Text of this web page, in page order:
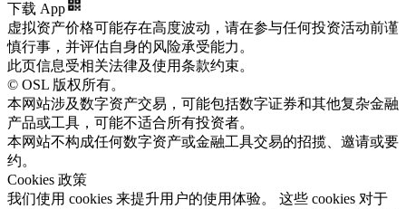
下载 App
虚拟资产价格可能存在高度波动，请在参与任何投资活动前谨
慎行事，并评估自身的风险承受能力。
此页信息受相关法律及使用条款约束。
© OSL 版权所有。
本网站涉及数字资产交易，可能包括数字证券和其他复杂金融
产品或工具，可能不适合所有投资者。
本网站不构成任何数字资产或金融工具交易的招揽、邀请或要
约。
Cookies 政策
我们使用 cookies 来提升用户的使用体验。 这些 cookies 对于